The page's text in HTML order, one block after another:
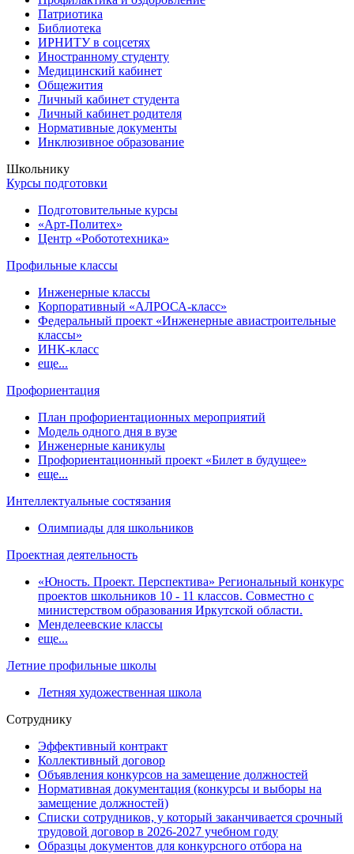
Патриотика
Библиотека
ИРНИТУ в соцсетях
Иностранному студенту
Медицинский кабинет
Общежития
Личный кабинет студента
Личный кабинет родителя
Нормативные документы
Инклюзивное образование
Школьнику
Курсы подготовки
Подготовительные курсы
«Арт-Политех»
Центр «Робототехника»
Профильные классы
Инженерные классы
Корпоративный «АЛРОСА-класс»
Федеральный проект «Инженерные авиастроительные
классы»
ИНК-класс
еще...
Профориентация
План профориентационных мероприятий
Модель одного дня в вузе
Инженерные каникулы
Профориентационный проект «Билет в будущее»
еще...
Интеллектуальные состязания
Олимпиады для школьников
Проектная деятельность
«Юность. Проект. Перспектива» Региональный конкурс
проектов школьников 10 - 11 классов. Совместно с
министерством образования Иркутской области.
Менделеевские классы
еще...
Летние профильные школы
Летняя художественная школа
Сотруднику
Эффективный контракт
Коллективный договор
Объявления конкурсов на замещение должностей
Нормативная документация (конкурсы и выборы на
замещение должностей)
Списки сотрудников, у который заканчивается срочный
трудовой договор в 2026-2027 учебном году
Образцы документов для конкурсного отбора на